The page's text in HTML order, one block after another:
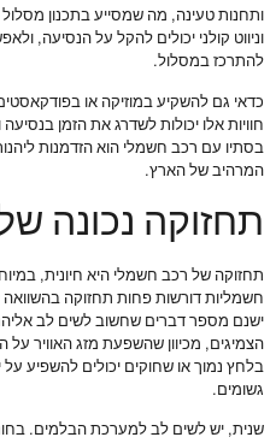
ותחנות טעינה, מה שמסייע בתכנון
וניווט קולני יכולים להקל על הנסיעה,
להתרכז במסלול.
כדאי גם להשקיע במוזיקה או
חוויות אלו יכולות לשדרג את הזמן
בסתיו עם רכב חשמלי הוא הזדמנות
המרהיב של הארץ.
תחזוקה נכונה
תחזוקה של רכב חשמלי היא חיונית,
חשמליות דורשות פחות תחזוקה בהשוואה
ישנם מספר דברים שחשוב לשים לב
הצמיגים, מכיוון שהשפעת מזג האוויר על
בלחץ נמוך או שחוקים יכולים להשפיע
גשומים.
שנית, יש לשים לב למערכת הבלמים.